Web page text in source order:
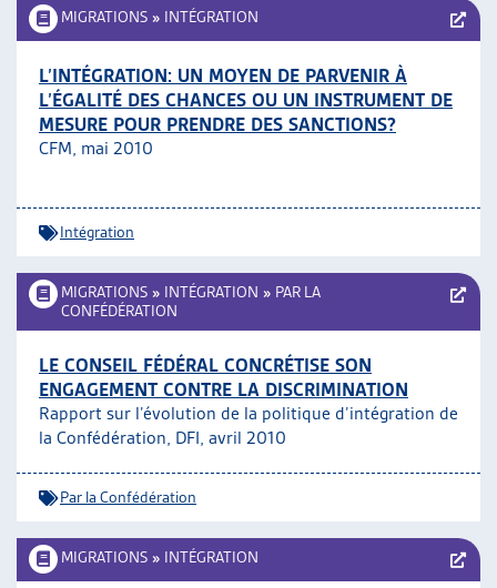
MIGRATIONS » INTÉGRATION
L’INTÉGRATION: UN MOYEN DE PARVENIR À
L’ÉGALITÉ DES CHANCES OU UN INSTRUMENT DE
MESURE POUR PRENDRE DES SANCTIONS?
CFM, mai 2010
Intégration
MIGRATIONS » INTÉGRATION » PAR LA
CONFÉDÉRATION
LE CONSEIL FÉDÉRAL CONCRÉTISE SON
ENGAGEMENT CONTRE LA DISCRIMINATION
Rapport sur l’évolution de la politique d’intégration de
la Confédération, DFI, avril 2010
Par la Confédération
MIGRATIONS » INTÉGRATION